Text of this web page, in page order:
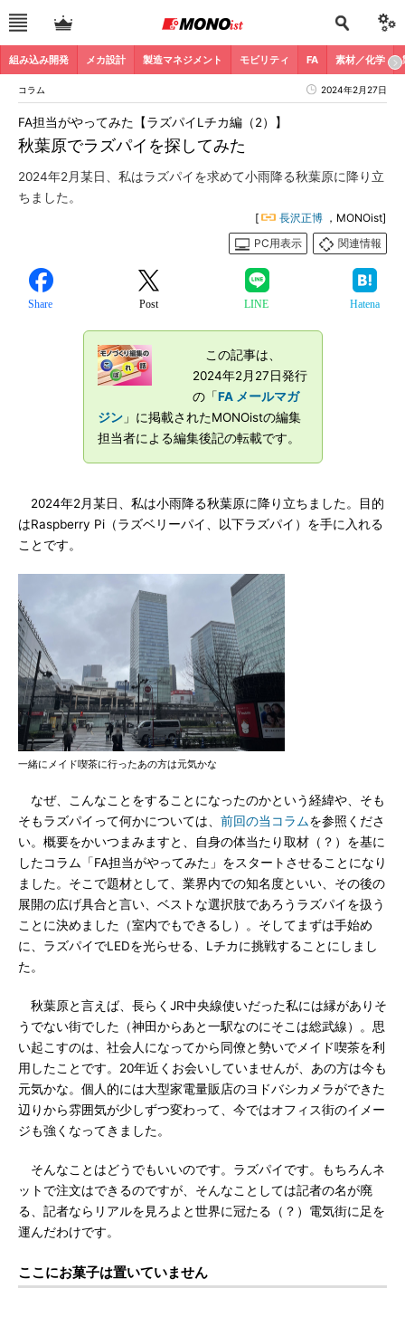
組み込み開発 メカ設計 製造マネジメント モビリティ FA 素材／化学
コラム 2024年2月27日
秋葉原でラズパイを探してみた
FA担当がやってみた【ラズパイLチカ編（2）】
2024年2月某日、私はラズパイを求めて小雨降る秋葉原に降り立
ちました。
[ 長沢正博 ，MONOist]
PC用表示
関連情報
Share Post LINE Hatena
この記事は、
2024年2月27日発行
の「FA メールマガ
ジン」に掲載されたMONOistの編集
担当者による編集後記の転載です。
2024年2月某日、私は小雨降る秋葉原に降り立ちました。目的
はRaspberry Pi（ラズベリーパイ、以下ラズパイ）を手に入れる
ことです。
一緒にメイド喫茶に行ったあの方は元気かな
なぜ、こんなことをすることになったのかという経緯や、そも
そもラズパイって何かについては、 前回の当コラムを参照くださ
い。概要をかいつまみますと、自身の体当たり取材（？）を基に
したコラム「FA担当がやってみた」をスタートさせることになり
ました。そこで題材として、業界内での知名度といい、その後の
展開の広げ具合と言い、ベストな選択肢であろうラズパイを扱う
ことに決めました（室内でもできるし）。そしてまずは手始め
に、ラズパイでLEDを光らせる、Lチカに挑戦することにしまし
た。
秋葉原と言えば、長らくJR中央線使いだった私には縁がありそ
うでない街でした（神田からあと一駅なのにそこは総武線）。思
い起こすのは、社会人になってから同僚と勢いでメイド喫茶を利
用したことです。20年近くお会いしていませんが、あの方は今も
元気かな。個人的には大型家電量販店のヨドバシカメラができた
辺りから雰囲気が少しずつ変わって、今ではオフィス街のイメー
ジも強くなってきました。
そんなことはどうでもいいのです。ラズパイです。もちろんネ
ットで注文はできるのですが、そんなことしては記者の名が廃
る、記者ならリアルを見ろよと世界に冠たる（？）電気街に足を
運んだわけです。
ここにお菓子は置いていません